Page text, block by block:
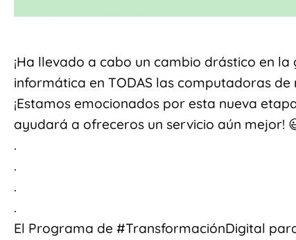
¡Ha llevado a cabo un cambio drástico en
informática en TODAS las computadoras de
¡Estamos emocionados por esta nueva
ayudará a ofreceros un servicio aún mejor!
.
.
.
.
El Programa de #TransformaciónDigital